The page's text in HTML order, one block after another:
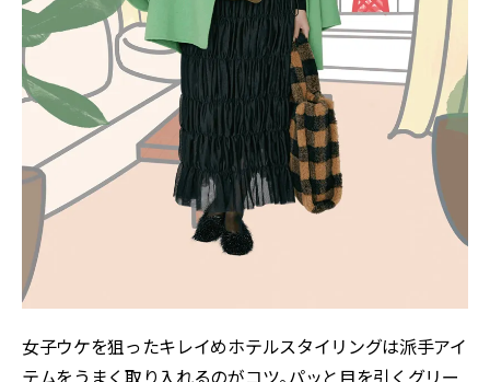
女子ウケを狙ったキレイめホテルスタイリングは派手アイ